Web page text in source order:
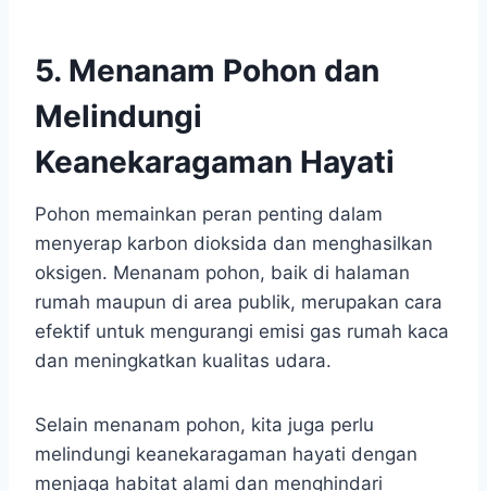
5. Menanam Pohon dan
Melindungi
Keanekaragaman Hayati
Pohon memainkan peran penting dalam
menyerap karbon dioksida dan menghasilkan
oksigen. Menanam pohon, baik di halaman
rumah maupun di area publik, merupakan cara
efektif untuk mengurangi emisi gas rumah kaca
dan meningkatkan kualitas udara.
Selain menanam pohon, kita juga perlu
melindungi keanekaragaman hayati dengan
menjaga habitat alami dan menghindari